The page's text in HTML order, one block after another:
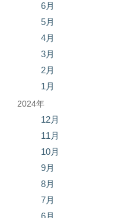
6月
5月
4月
3月
2月
1月
2024年
12月
11月
10月
9月
8月
7月